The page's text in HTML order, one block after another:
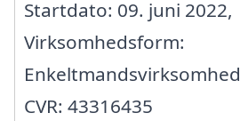
Startdato: 09. juni 2022,
Virksomhedsform:
Enkeltmandsvirksomhed
CVR: 43316435